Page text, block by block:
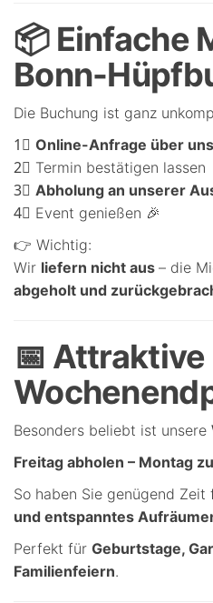
📦 Einfache
Bonn-
Die Buchung ist ganz
1⃣ Online-Anfrage über
2⃣ Termin bestätigen lassen
3⃣ Abholung an unserer
4⃣ Event genießen 🎉
👉 Wichtig:
Wir liefern nicht aus – die
abgeholt und
📅 Attraktive
Besonders beliebt ist unsere
Freitag abholen – Montag
So haben Sie genügend Zeit
und entspanntes
Perfekt für Geburtstage,
Familienfeiern.